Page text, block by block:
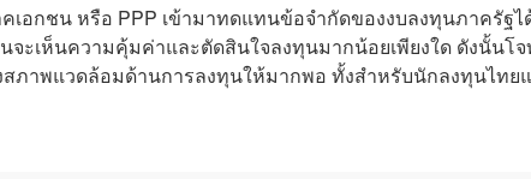
เอกชน หรือ PPP เข้ามาทดแทนข้อจำกัดของงบลงทุนภาครัฐไ
ะเห็นความคุ้มค่าและตัดสินใจลงทุนมากน้อยเพียงใด ดังนั้นโ
ภาพแวดล้อมด้านการลงทุนให้มากพอ ทั้งสำหรับนักลงทุนไทย